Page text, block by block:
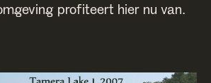
profiteert hier nu van.